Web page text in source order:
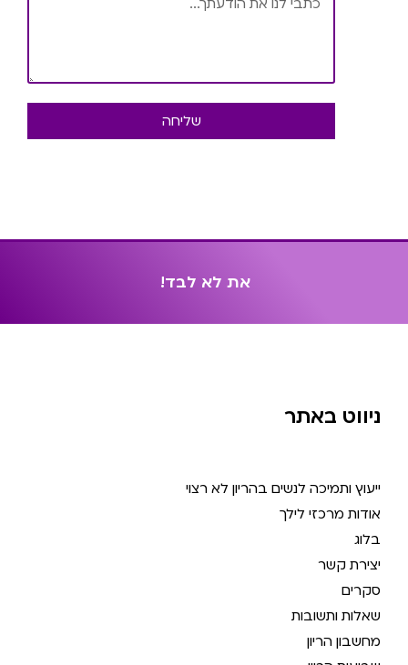
שליחה
את לא לבד!
ניווט באתר
ייעוץ ותמיכה לנשים בהריון לא רצוי
אודות מרכזי לילך
בלוג
יצירת קשר
סקרים
שאלות ותשובות
מחשבון הריון